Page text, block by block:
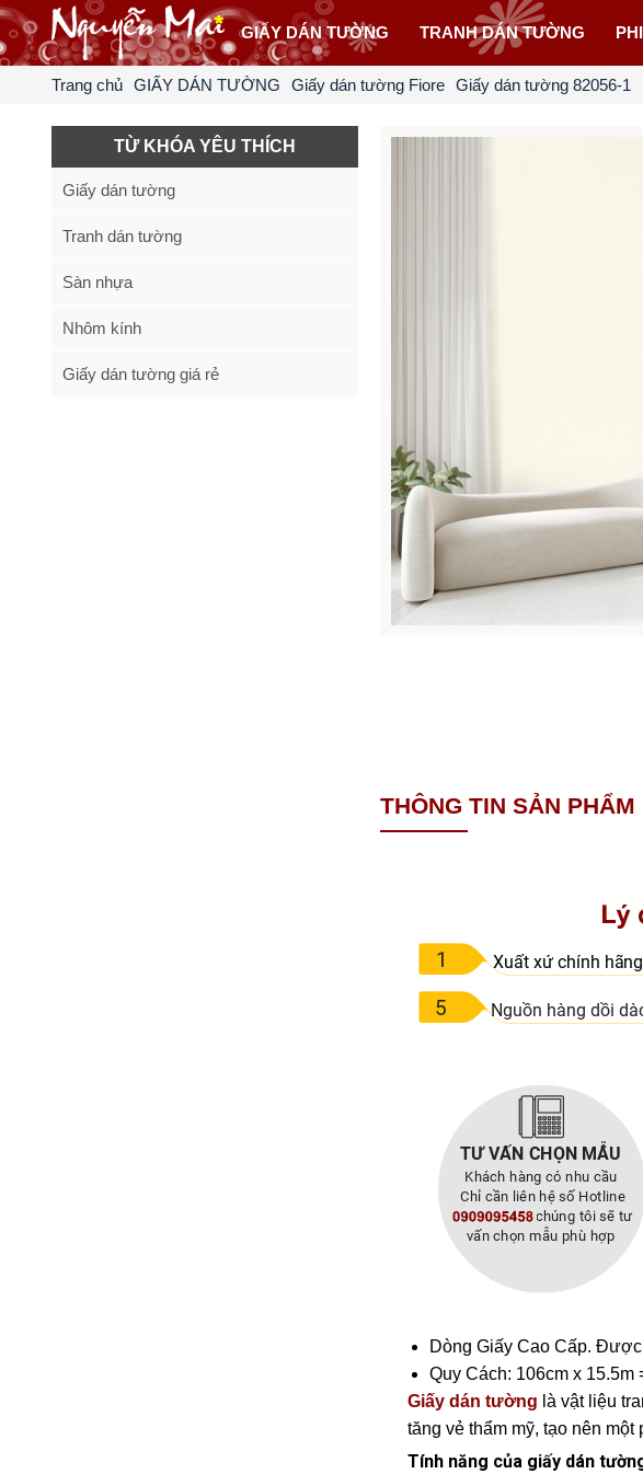
GIẤY DÁN TƯỜNG TRANH DÁN TƯỜNG
Trang chủ GIẤY DÁN TƯỜNG Giấy dán tường Fiore Giấy dán tường 82056-1
TỪ KHÓA YÊU THÍCH
Giấy dán tường
Tranh dán tường
Sàn nhựa
Nhôm kính
Giấy dán tường giá rẻ
THÔNG TIN SẢN PHẨM
Dòng Giấy Cao Cấp.
Quy Cách: 106cm x 15.5m
Giấy dán tường là vật liệu
tăng vẻ thẩm mỹ, tạo nên
Tính năng của giấy dán